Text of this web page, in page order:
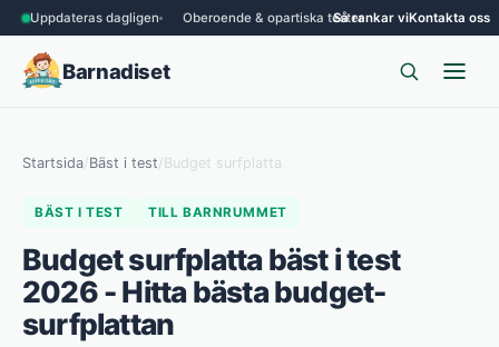
Uppdateras dagligen Oberoende & opartiska testerSå rankar viKontakta oss
Barnadiset
Startsida/Bäst i test/ Budget surfplatta
BÄST I TEST TILL BARNRUMMET
Budget surfplatta bäst i test
2026 - Hitta bästa budget-
surfplattan